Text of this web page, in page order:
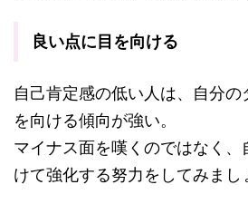
良い点に目を向ける
自己肯定感の低い人は、自分の
を向ける傾向が強い。
マイナス面を嘆くのではなく
けて強化する努力をしてみまし